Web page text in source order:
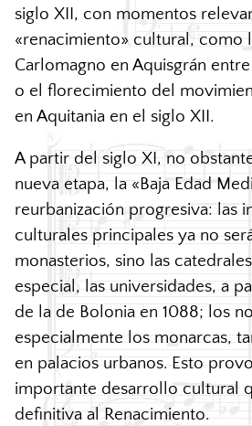
siglo XII, con momentos
«renacimiento» cultural, como
Carlomagno en Aquisgrán
o el florecimiento del
en Aquitania en el siglo XII.
A partir del siglo XI, no
nueva etapa, la «Baja Edad
reurbanización progresiva: las
culturales principales ya no
monasterios, sino las
especial, las universidades, a
de la de Bolonia en 1088; los
especialmente los monarcas,
en palacios urbanos. Esto
importante desarrollo cultural
definitiva al Renacimiento.